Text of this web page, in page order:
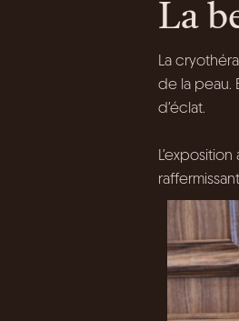
La
La
de la peau.
d’éclat.